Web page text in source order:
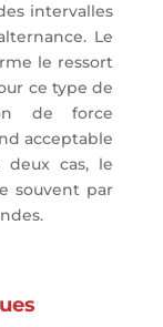
intervalles
Le
le ressort
ce type de
de force
acceptable
cas, le
souvent par